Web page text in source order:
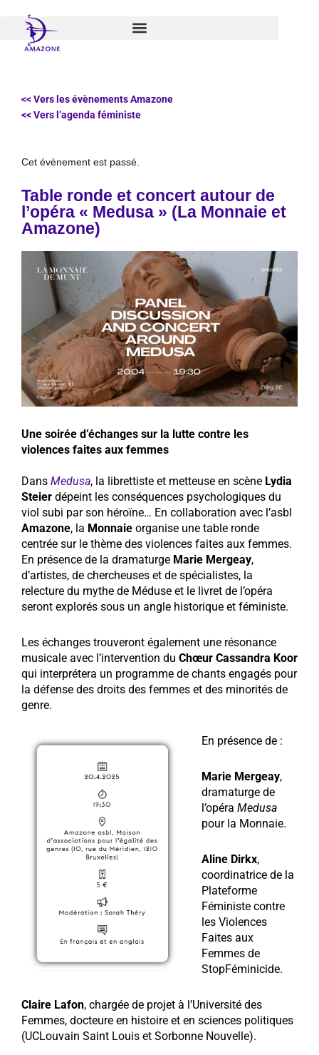
contenu
<< Vers les évènements Amazone
<< Vers l’agenda féministe
Cet évènement est passé.
Table ronde et concert autour de
l’opéra « Medusa » (La Monnaie et
Amazone)
Une soirée d’échanges sur la lutte contre les
violences faites aux femmes
Dans Medusa, la librettiste et metteuse en scène Lydia
Steier dépeint les conséquences psychologiques du
viol subi par son héroïne… En collaboration avec l’asbl
Amazone, la Monnaie organise une table ronde
centrée sur le thème des violences faites aux femmes.
En présence de la dramaturge Marie Mergeay,
d’artistes, de chercheuses et de spécialistes, la
relecture du mythe de Méduse et le livret de l’opéra
seront explorés sous un angle historique et féministe.
Les échanges trouveront également une résonance
musicale avec l’intervention du Chœur Cassandra Koor
qui interprétera un programme de chants engagés pour
la défense des droits des femmes et des minorités de
genre.
En présence de :
Marie Mergeay,
dramaturge de
l’opéra Medusa
pour la Monnaie.
Aline Dirkx,
coordinatrice de la
Plateforme
Féministe contre
les Violences
Faites aux
Femmes de
StopFéminicide.
Claire Lafon, chargée de projet à l’Université des
Femmes, docteure en histoire et en sciences politiques
(UCLouvain Saint Louis et Sorbonne Nouvelle).